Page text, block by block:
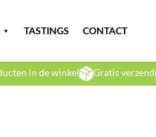
TASTINGS CONTACT
in de winkel Gratis